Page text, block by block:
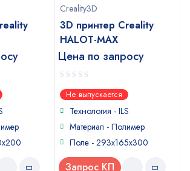
Creality3D
3D принтер Creality
HALOT-MAX
Цена по запросу
0
out
of
Не выпускается
Технология - ILS
Материал - Полимер
Поле - 293x165x300
Запрос КП